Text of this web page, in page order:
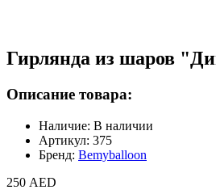
Гирлянда из шаров
Описание товара:
Наличие: В наличии
Артикул: 375
Бренд: Bemyballoon
250 AED